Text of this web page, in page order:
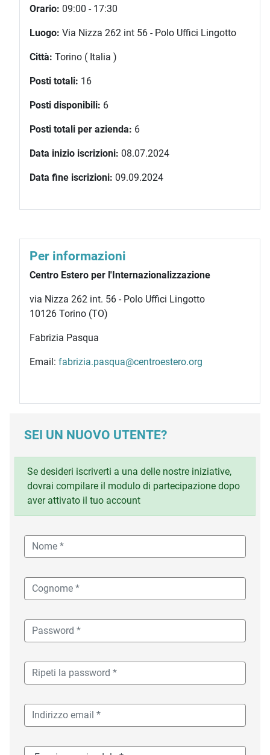
Orario: 09:00 - 17:30
Luogo: Via Nizza 262 int 56 - Polo Uffici Lingotto
Città: Torino ( Italia )
Posti totali: 16
Posti disponibili: 6
Posti totali per azienda: 6
Data inizio iscrizioni: 08.07.2024
Data fine iscrizioni: 09.09.2024
Per informazioni
Centro Estero per l'Internazionalizzazione
via Nizza 262 int. 56 - Polo Uffici Lingotto
10126 Torino (TO)
Fabrizia Pasqua
Email: fabrizia.pasqua@centroestero.org
SEI UN NUOVO UTENTE?
Se desideri iscriverti a una delle nostre iniziative,
dovrai compilare il modulo di partecipazione dopo
aver attivato il tuo account